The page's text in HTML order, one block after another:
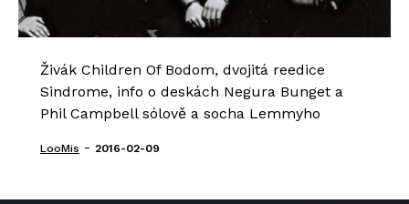
Živák Children Of Bodom, dvojitá reedice
Sindrome, info o deskách Negura Bunget a
Phil Campbell sólově a socha Lemmyho
LooMis - 2016-02-09